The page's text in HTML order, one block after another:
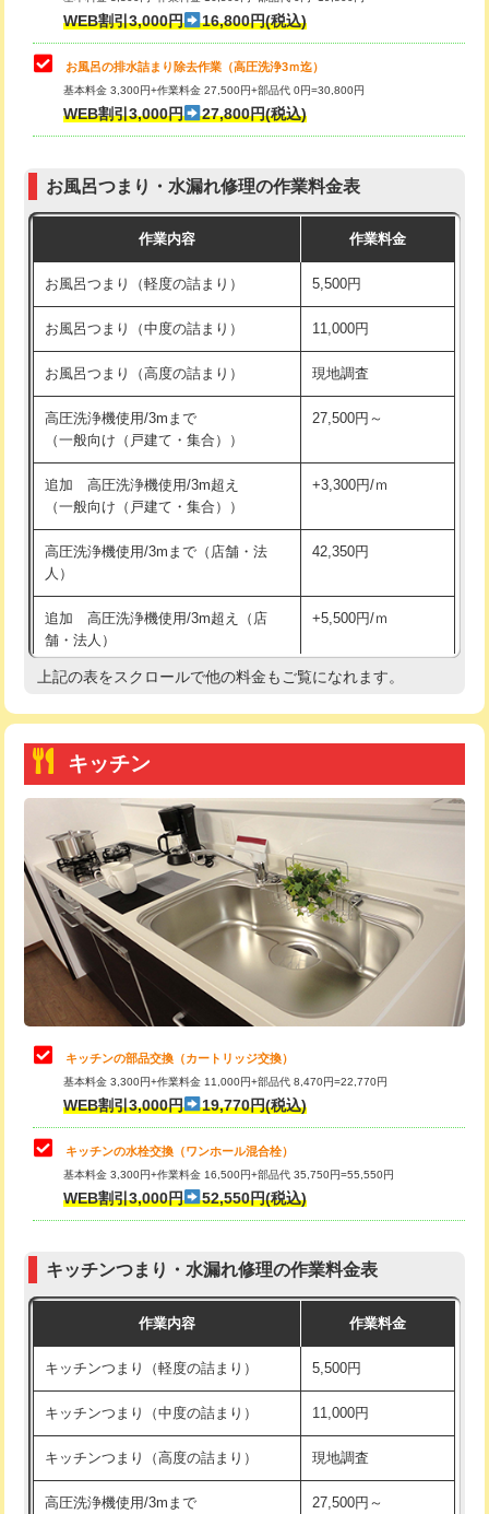
小便器トイレ脱着
その他部品の脱着 8,800円～
交換・取付（タンク）
交換・取付（普通便座） 11,000円+材料費
交換・取付（温水洗浄便座） 16,500円+材料費
交換・取付(単水栓（壁付・デッキ
式）)
13,200円+材料費
交換・取付(混合水栓（壁付・デッキ
式・ワンホール）)
16,500円+材料費
交換・取付(排水栓・排水トラップ
（P/S/ポップアップ））
22,000円+材料費
交換・取付（その他部品） 11,000円+材料費
持込商品取付（単水栓） 13,200円
持込商品取付（混合水栓）
持込商品取付（浄水器・分岐水栓） 16,500円
持込商品取付（温水洗浄便座） 22,000円
持込商品取付（普通便座⇔温水洗浄便
22,000円
給水管工事※（ホール加工)
給水管工事※（バンド止め) 3,300円
給水管工事※（支持金具設置) 5,500円
給水管工事※（保温材使用（バンド止
め込み）)
5,500円
給水管工事※（土の掘削・埋め戻し作
11,000円
給水管工事※（塩ビ管（VP・HI）使
用/3ｍまで)
給水管工事※（塩ビ管（VP・HI）使
用（追加）/3ｍ超え)
給水管工事※（ライニング鋼管・銅
管・ポリ管・HT管使用/3ｍまで)
44,000円
管・ポリ管・HT管使用/3ｍ超え)
排水管工事（土の掘削・埋め戻し作
11,000円~
排水管工事（排水管工事/3ｍまで） 55,000円
排水管工事（追加 排水管工事/3ｍ超
+11,000円
WEB割引3,000円 16,800円(税込)
お風呂の排水詰まり除去作業（高圧洗浄3ｍ迄）
基本料金 3,300円+作業料金 27,500円+部品代 0円=30,800円
WEB割引3,000円 27,800円(税込)
お風呂つまり・水漏れ修理の作業料金表
作業内容 作業料金
お風呂つまり（軽度の詰まり） 5,500円
お風呂つまり（中度の詰まり） 11,000円
お風呂つまり（高度の詰まり） 現地調査
高圧洗浄機使用/3mまで
（一般向け（戸建て・集合））
27,500円～
追加 高圧洗浄機使用/3m超え
（一般向け（戸建て・集合））
+3,300円/ｍ
高圧洗浄機使用/3mまで（店舗・法
人）
42,350円
追加 高圧洗浄機使用/3m超え（店
舗・法人）
+5,500円/ｍ
高度高圧洗浄換 現地調査
トーラー機使用/3mまで
追加トーラー機使用/3m超え +3,300円
カメラ調査 33,000円
桝清掃 8,800円
止水・漏水調査・防水処理・清掃・修
理・調整・分解・加工など（軽作業）
11,000円
止水・漏水調査・防水処理・清掃・修
理・調整・分解・加工など（中作業）
22,000円
止水・漏水調査・防水処理・清掃・修
理・調整・分解・加工など（重作業）
33,000円
お風呂タンク脱着
その他部品の脱着
式・ワンホール）)
交換・取付(排水栓・排水トラップ
22,000円+材料費
上記の表をスクロールで他の料金もご覧になれます。
キッチン
キッチンの部品交換（カートリッジ交換）
基本料金 3,300円+作業料金 11,000円+部品代 8,470円=22,770円
WEB割引3,000円 19,770円(税込)
キッチンの水栓交換（ワンホール混合栓）
基本料金 3,300円+作業料金 16,500円+部品代 35,750円=55,550円
WEB割引3,000円 52,550円(税込)
キッチンつまり・水漏れ修理の作業料金表
作業内容 作業料金
キッチンつまり（軽度の詰まり） 5,500円
キッチンつまり（中度の詰まり） 11,000円
キッチンつまり（高度の詰まり） 現地調査
高圧洗浄機使用/3mまで
27,500円～